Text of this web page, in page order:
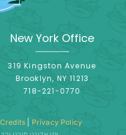
New York Office
319 Kingston Avenue
Brooklyn, NY 11213
718-221-0770
Credits Privacy Policy